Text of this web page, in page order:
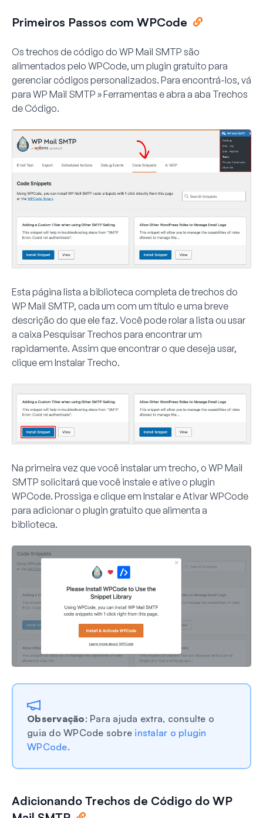
Primeiros Passos com WPCode
Os trechos de código do WP Mail SMTP são
alimentados pelo WPCode, um plugin gratuito para
gerenciar códigos personalizados. Para encontrá-los, vá
para WP Mail SMTP » Ferramentas e abra a aba Trechos
de Código.
Esta página lista a biblioteca completa de trechos do
WP Mail SMTP, cada um com um título e uma breve
descrição do que ele faz. Você pode rolar a lista ou usar
a caixa Pesquisar Trechos para encontrar um
rapidamente. Assim que encontrar o que deseja usar,
clique em Instalar Trecho.
Na primeira vez que você instalar um trecho, o WP Mail
SMTP solicitará que você instale e ative o plugin
WPCode. Prossiga e clique em Instalar e Ativar WPCode
para adicionar o plugin gratuito que alimenta a
biblioteca.
Observação: Para ajuda extra, consulte o
guia do WPCode sobre instalar o plugin
WPCode.
Adicionando Trechos de Código do WP